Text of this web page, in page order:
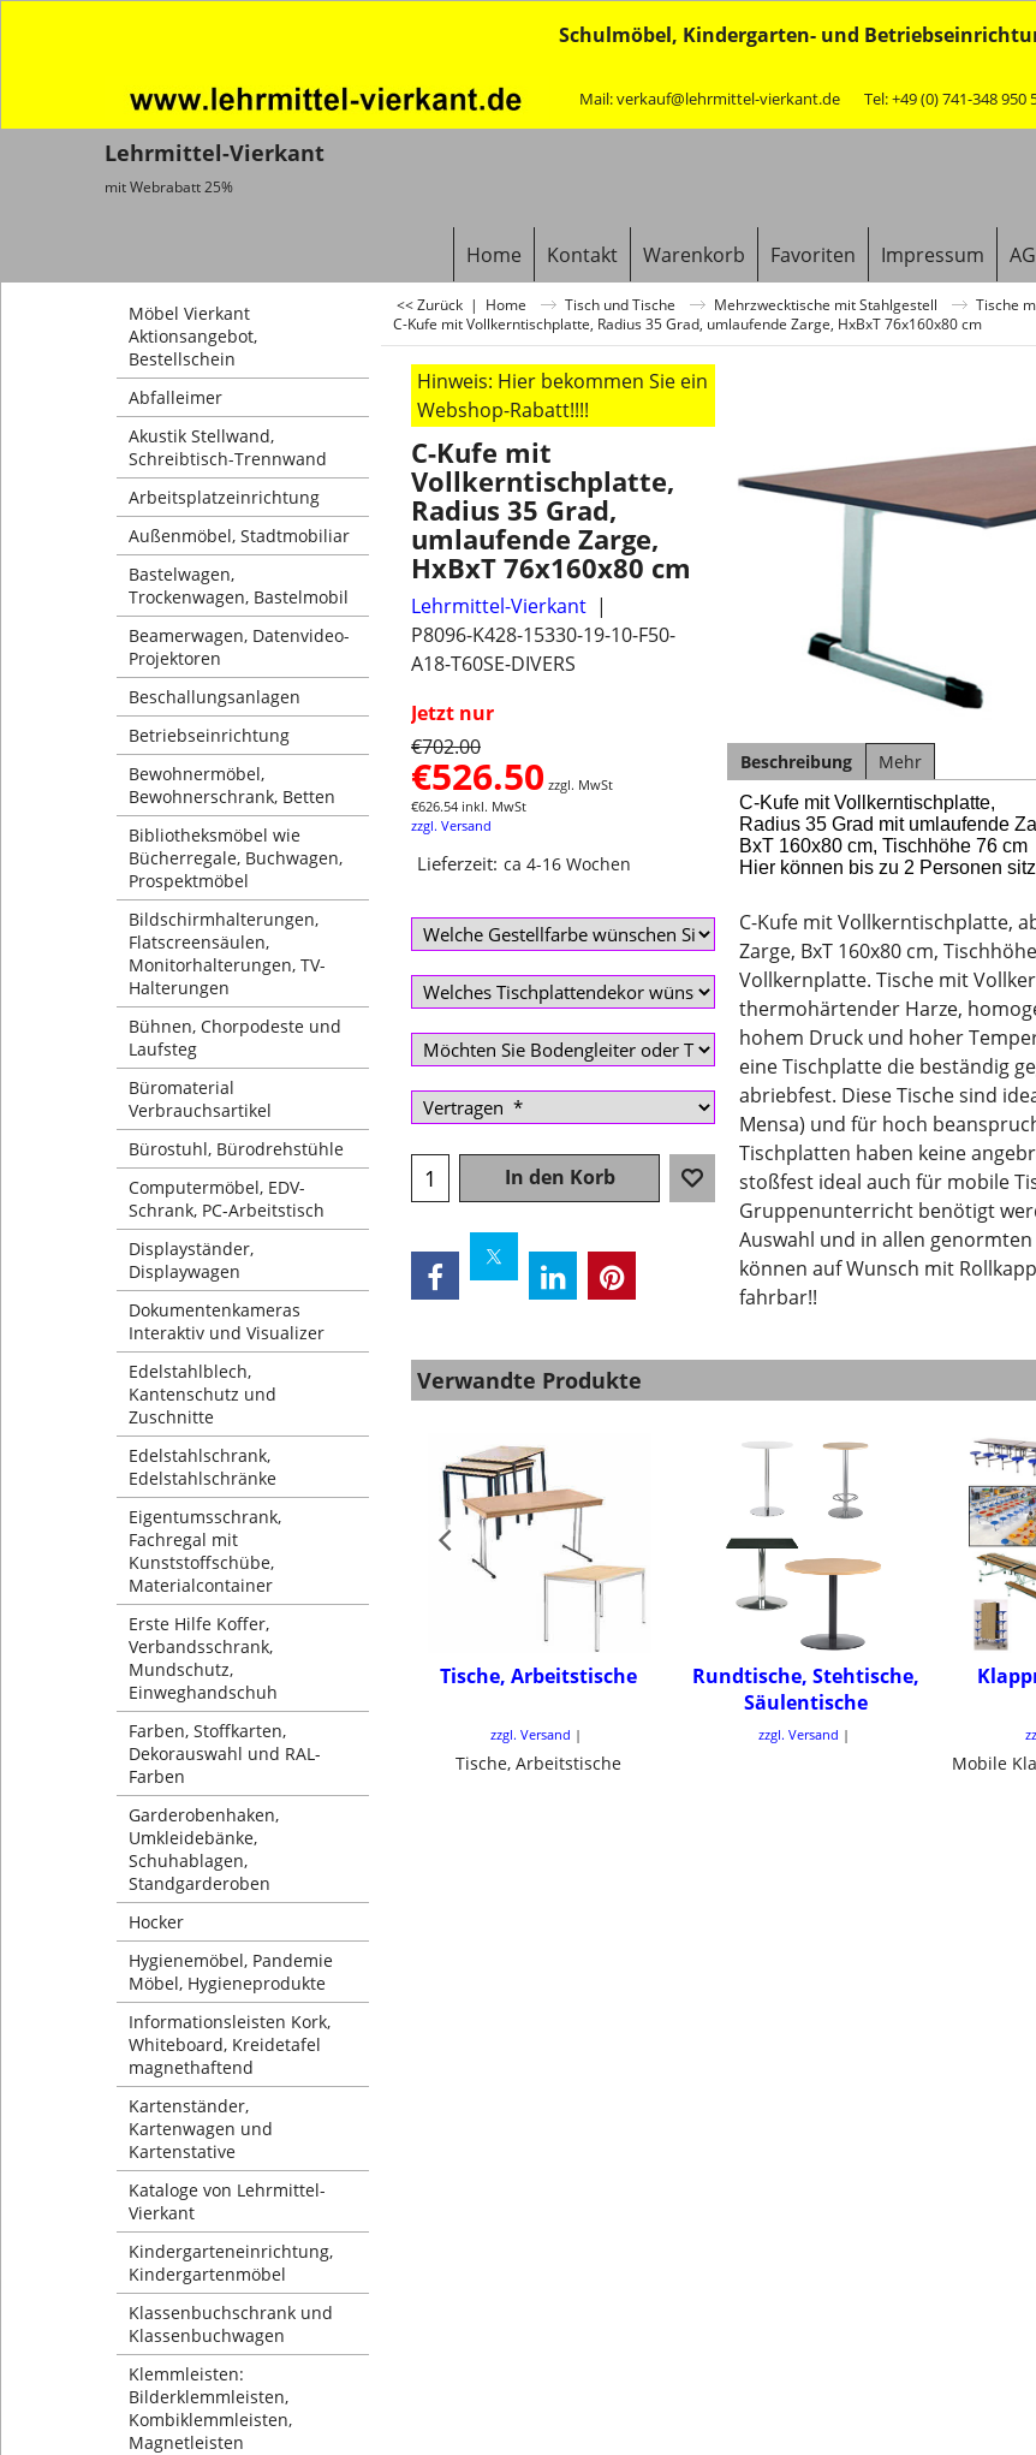
Schulmöbel, Kindergarten- und
Mail: verkauf@lehrmittel-vierkant.de Tel: +49 (0) 741-348 950
Lehrmittel-Vierkant
mit Webrabatt 25%
Home Kontakt Warenkorb Favoriten Impressum
Möbel Vierkant
Aktionsangebot,
Bestellschein
Abfalleimer
Akustik Stellwand,
Schreibtisch-Trennwand
Arbeitsplatzeinrichtung
Außenmöbel, Stadtmobiliar
Bastelwagen,
Trockenwagen, Bastelmobil
Beamerwagen, Datenvideo-
Projektoren
Beschallungsanlagen
Betriebseinrichtung
Bewohnermöbel,
Bewohnerschrank, Betten
Bibliotheksmöbel wie
Bücherregale, Buchwagen,
Prospektmöbel
Bildschirmhalterungen,
Flatscreensäulen,
Monitorhalterungen, TV-
Halterungen
Bühnen, Chorpodeste und
Laufsteg
Büromaterial
Verbrauchsartikel
Bürostuhl, Bürodrehstühle
Computermöbel, EDV-
Schrank, PC-Arbeitstisch
Displayständer,
Displaywagen
Dokumentenkameras
Interaktiv und Visualizer
Edelstahlblech,
Kantenschutz und
Zuschnitte
Edelstahlschrank,
Edelstahlschränke
Eigentumsschrank,
Fachregal mit
Kunststoffschübe,
Materialcontainer
Erste Hilfe Koffer,
Verbandsschrank,
Mundschutz,
Einweghandschuh
Farben, Stoffkarten,
Dekorauswahl und RAL-
Farben
Garderobenhaken,
Umkleidebänke,
Schuhablagen,
Standgarderoben
Hocker
Hygienemöbel, Pandemie
Möbel, Hygieneprodukte
Informationsleisten Kork,
Whiteboard, Kreidetafel
magnethaftend
Kartenständer,
Kartenwagen und
Kartenstative
Kataloge von Lehrmittel-
Vierkant
Kindergarteneinrichtung,
Kindergartenmöbel
Klassenbuchschrank und
Klassenbuchwagen
Klemmleisten:
Bilderklemmleisten,
Kombiklemmleisten,
Magnetleisten
<< Zurück | Home Tisch und Tische Mehrzwecktische mit Stahlgestell
Tische
C-Kufe mit Vollkerntischplatte, Radius 35 Grad, umlaufende Zarge, HxBxT 76x160x80 cm
Hinweis: Hier bekommen Sie ein
Webshop-Rabatt!!!!
C-Kufe mit
Vollkerntischplatte,
Radius 35 Grad,
umlaufende Zarge,
HxBxT 76x160x80 cm
Lehrmittel-Vierkant
P8096-K428-15330-19-10-F50-
A18-T60SE-DIVERS
Jetzt nur
€702.00
€526.50 zzgl. MwSt
€626.54 inkl. MwSt
zzgl. Versand
Lieferzeit: ca 4-16 Wochen
In den Korb
Beschreibung Mehr
C-Kufe mit Vollkerntischplatte,
Radius 35 Grad mit umlaufende
BxT 160x80 cm, Tischhöhe 76 cm
Hier können bis zu 2 Personen
C-Kufe mit Vollkerntischplatte,
Zarge, BxT 160x80 cm,
Vollkernplatte. Tische mit
thermohärtender Harze,
hohem Druck und hoher
eine Tischplatte die beständig
abriebfest. Diese Tische sind
Mensa) und für hoch
Tischplatten haben keine
stoßfest ideal auch für mobile
Gruppenunterricht benötigt
Auswahl und in allen
können auf Wunsch mit
fahrbar!!
Verwandte Produkte
Tische, Arbeitstische
zzgl. Versand
Tische, Arbeitstische
Rundtische, Stehtische,
Säulentische
zzgl. Versand